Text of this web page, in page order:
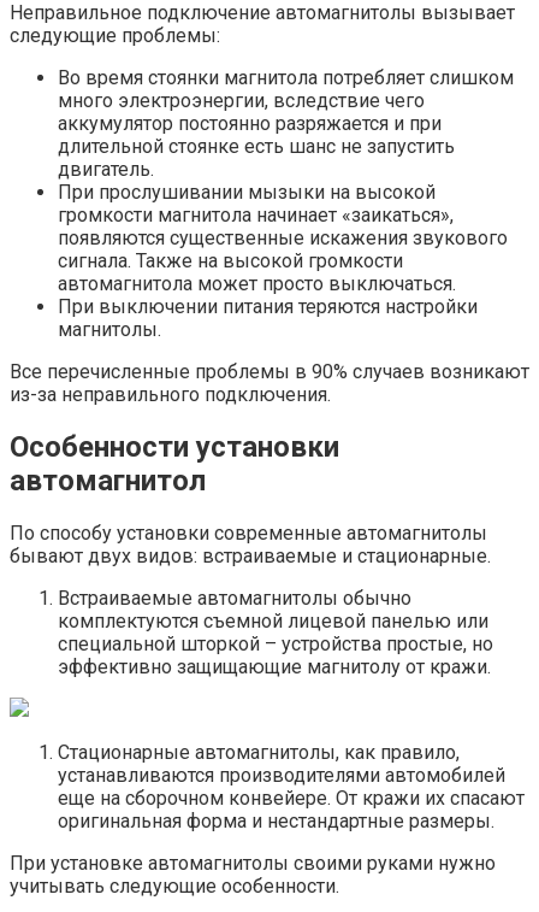
Неправильное подключение автомагнитолы вызывает
следующие проблемы:
Во время стоянки магнитола потребляет слишком
много электроэнергии, вследствие чего
аккумулятор постоянно разряжается и при
длительной стоянке есть шанс не запустить
двигатель.
При прослушивании мызыки на высокой
громкости магнитола начинает «заикаться»,
появляются существенные искажения звукового
сигнала. Также на высокой громкости
автомагнитола может просто выключаться.
При выключении питания теряются настройки
магнитолы.
Все перечисленные проблемы в 90% случаев возникают
из-за неправильного подключения.
Особенности установки
автомагнитол
По способу установки современные автомагнитолы
бывают двух видов: встраиваемые и стационарные.
Встраиваемые автомагнитолы обычно
комплектуются съемной лицевой панелью или
специальной шторкой – устройства простые, но
эффективно защищающие магнитолу от кражи.
Стационарные автомагнитолы, как правило,
устанавливаются производителями автомобилей
еще на сборочном конвейере. От кражи их спасают
оригинальная форма и нестандартные размеры.
При установке автомагнитолы своими руками нужно
учитывать следующие особенности.